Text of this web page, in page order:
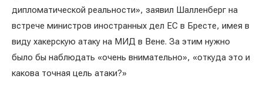
дипломатической реальности», заявил Шалленберг на
встрече министров иностранных дел ЕС в Бресте, имея в
виду хакерскую атаку на МИД в Вене. За этим нужно
было бы наблюдать «очень внимательно», «откуда это и
какова точная цель атаки?»